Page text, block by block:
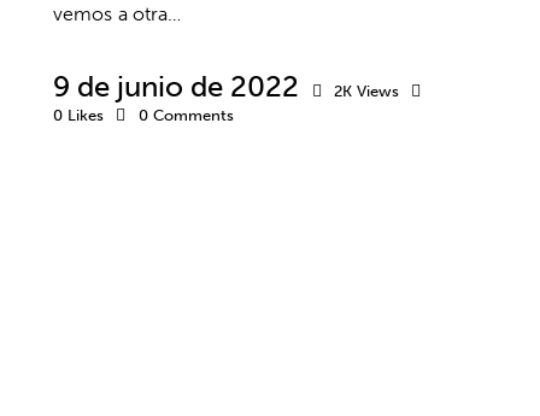
vemos a otra…
9 de junio de 2022 2K Views
0 Likes 0 Comments